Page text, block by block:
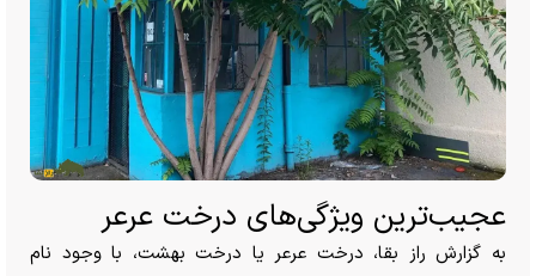
عجیب‌ترین ویژگی‌های درخت عرعر
به گزارش راز بقا، درخت عرعر یا درخت بهشت، با وجود نام